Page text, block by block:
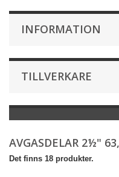
INFORMATION
TILLVERKARE
AVGASDELAR 2½"
Det finns 18 produkter.